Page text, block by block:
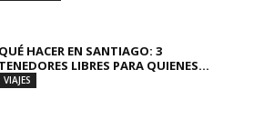
QUÉ HACER EN SANTIAGO: 3
TENEDORES LIBRES PARA QUIENES...
VIAJES